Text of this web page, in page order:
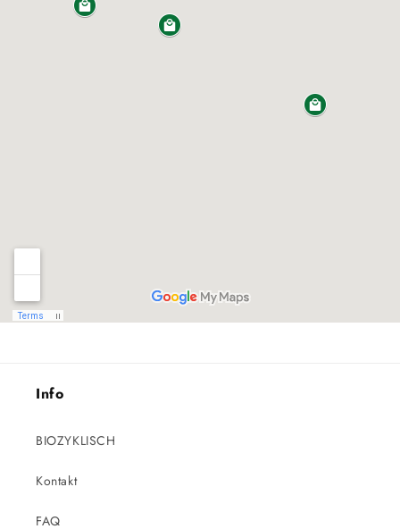
Info
BIOZYKLISCH
Kontakt
FAQ